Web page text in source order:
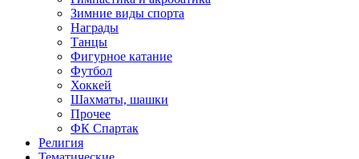
Зимние виды спорта
Награды
Танцы
Фигурное катание
Футбол
Хоккей
Шахматы, шашки
Прочее
ФК Спартак
Религия